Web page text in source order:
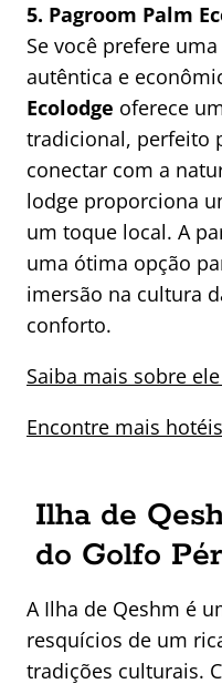
5. Pagroom Palm
Se você prefere
autêntica e
Ecolodge oferece
tradicional, perfeito
conectar com a
lodge proporciona
um toque local. A
uma ótima opção
imersão na cultura
conforto.
Saiba mais sobre
Encontre mais
Ilha de
do Golfo
A Ilha de Qeshm é
resquícios de um
tradições culturais.